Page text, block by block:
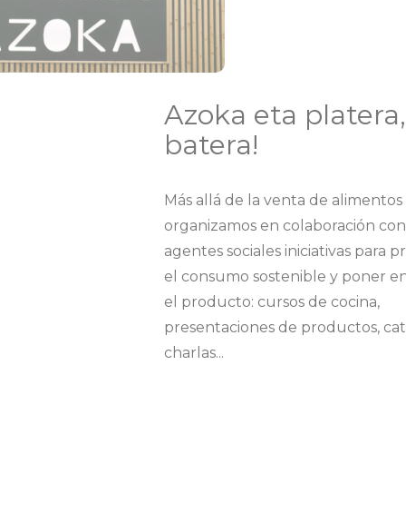
Azoka eta platera,
batera!
Más allá de la venta de alimentos locales,
organizamos en colaboración con
agentes sociales iniciativas para promover
el consumo sostenible y poner en valor
el producto: cursos de cocina,
presentaciones de productos, catas,